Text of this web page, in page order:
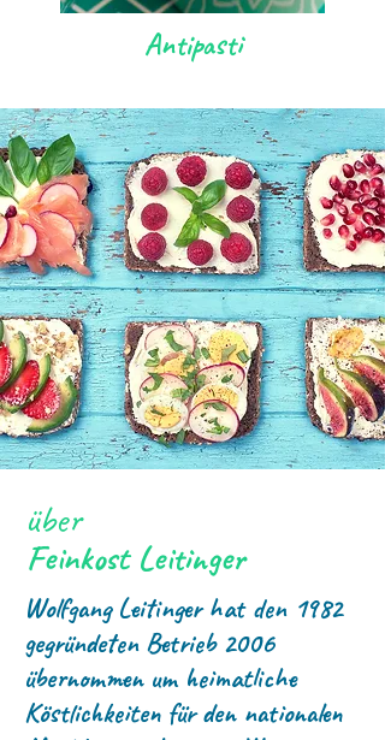
Antipasti
über
Feinkost Leitinger
Wolfgang Leitinger hat den 1982
gegründeten Betrieb 2006
übernommen um heimatliche
Köstlichkeiten für den nationalen